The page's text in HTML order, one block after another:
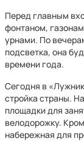
Перед главным
фонтаном,
урнами. По
подсветка, она
времени года.
Сегодня в
стройка страны.
площадки для
велодорожку.
набережная для